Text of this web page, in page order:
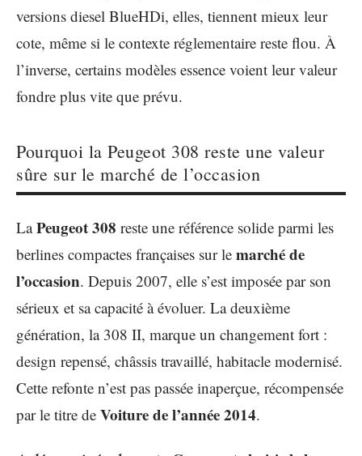
versions diesel BlueHDi, elles, tiennent mieux leur
cote, même si le contexte réglementaire reste flou. À
l’inverse, certains modèles essence voient leur valeur
fondre plus vite que prévu.
Pourquoi la Peugeot 308 reste une valeur
sûre sur le marché de l’occasion
LaPeugeot 308 reste une référence solide parmi les
berlines compactes françaises sur le marché de
l’occasion. Depuis 2007, elle s’est imposée par son
sérieux et sa capacité à évoluer. La deuxième
génération, la 308 II, marque un changement fort :
design repensé, châssis travaillé, habitacle modernisé.
Cette refonte n’est pas passée inaperçue, récompensée
par le titre de Voiture de l’année 2014.